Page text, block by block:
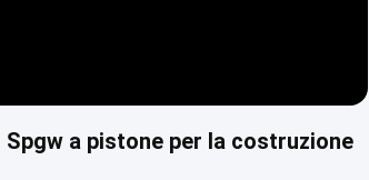
a pistone per la costruzione